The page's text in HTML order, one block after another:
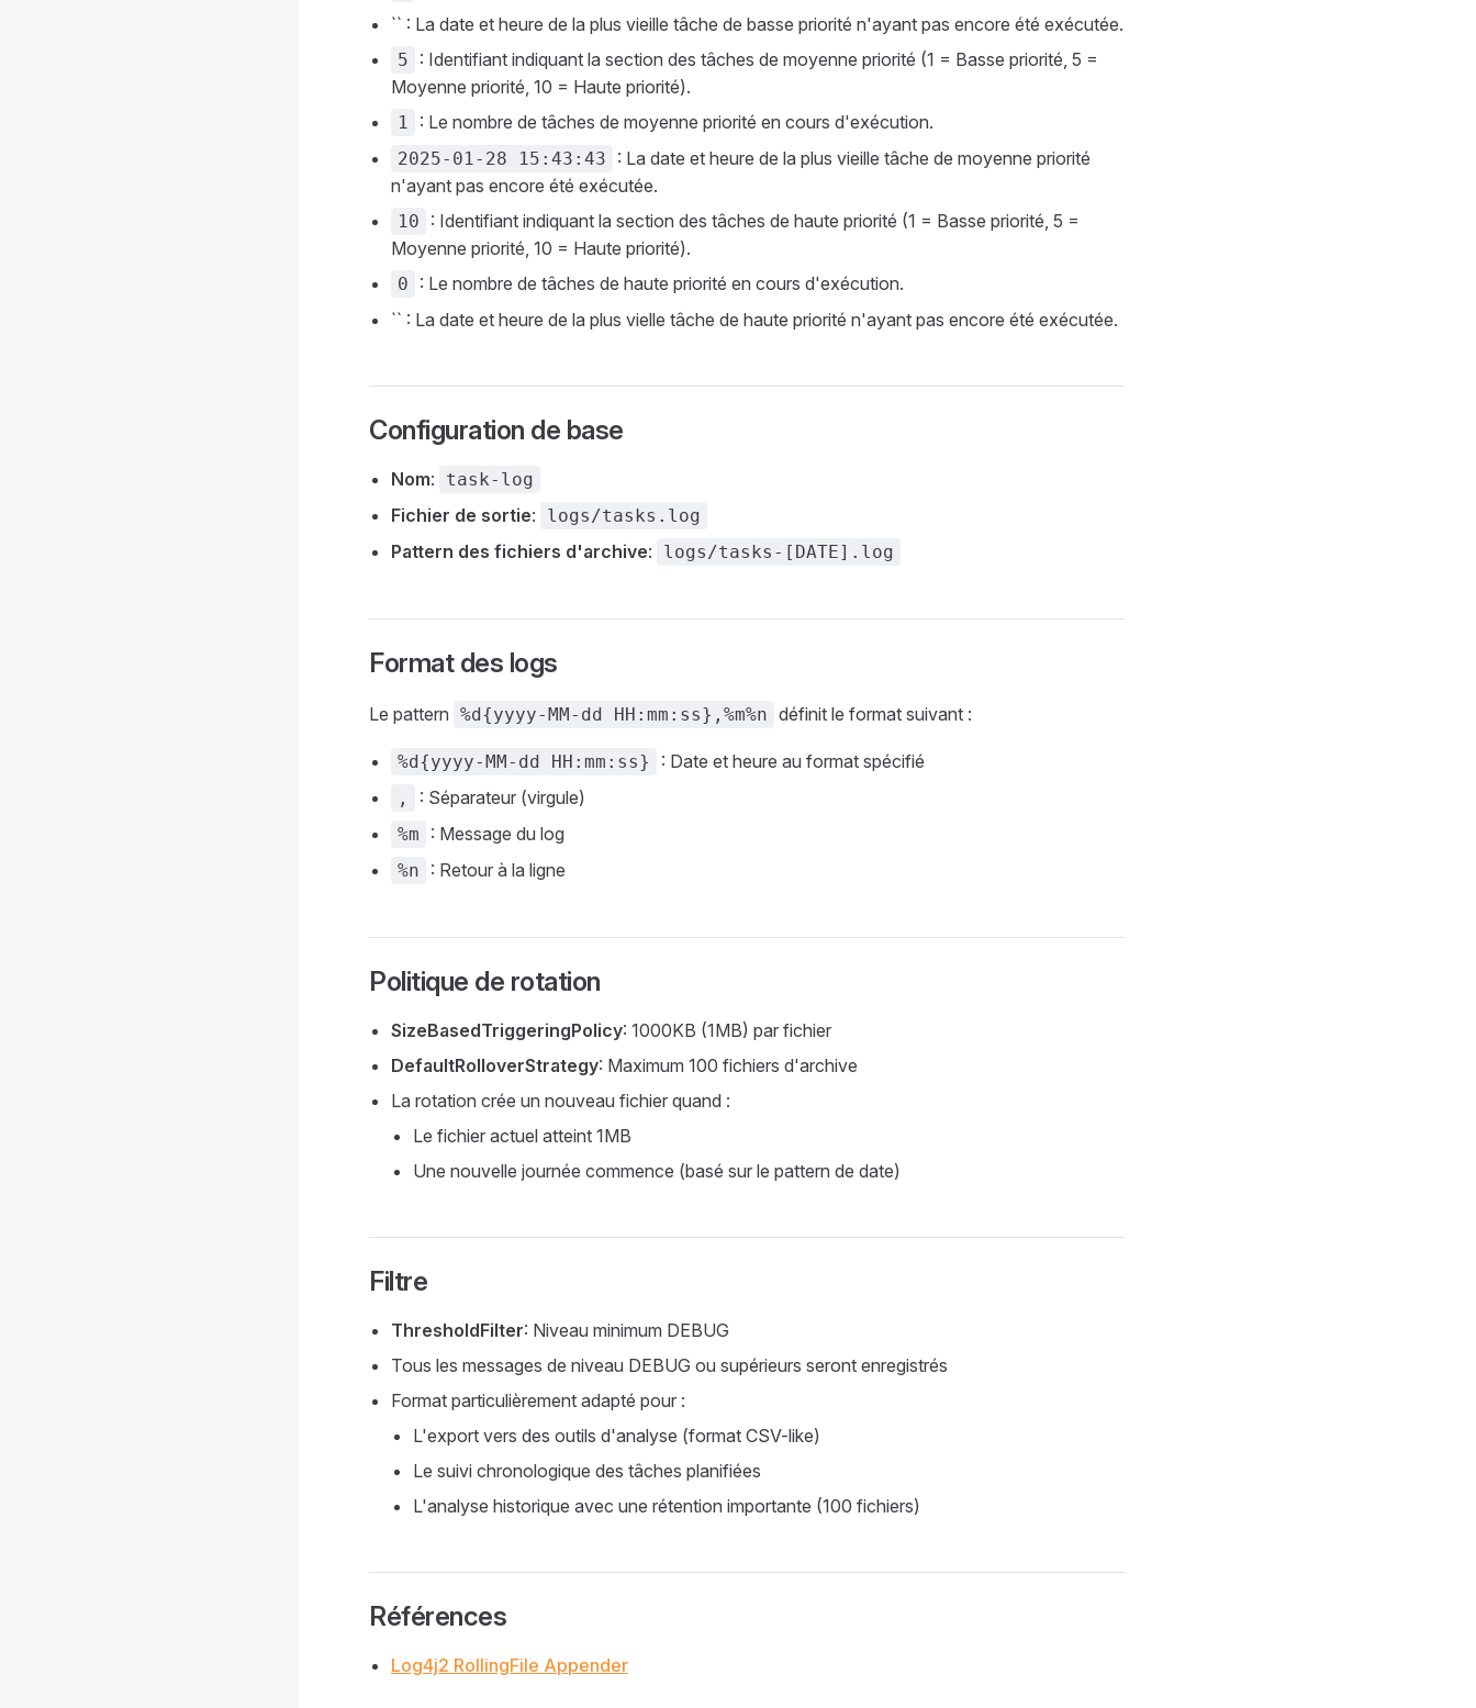
`` : La date et heure de la plus vieille tâche de basse priorité n'ayant pas encore été exécutée.
5
: Identifiant indiquant la section des tâches de moyenne priorité (1 = Basse priorité, 5 =
Moyenne priorité, 10 = Haute priorité).
1 : Le nombre de tâches de moyenne priorité en cours d'exécution.
2025-01-28 15:43:43
: La date et heure de la plus vieille tâche de moyenne priorité
n'ayant pas encore été exécutée.
10
: Identifiant indiquant la section des tâches de haute priorité (1 = Basse priorité, 5 =
Moyenne priorité, 10 = Haute priorité).
0
: Le nombre de tâches de haute priorité en cours d'exécution.
`` : La date et heure de la plus vielle tâche de haute priorité n'ayant pas encore été exécutée.
Configuration de base
Nom: task-log
Fichier de sortie: logs/tasks.log
Pattern des fichiers d'archive: logs/tasks-[DATE].log
Format des logs
Le pattern %d{yyyy-MM-dd HH:mm:ss},%m%n définit le format suivant :
%d{yyyy-MM-dd HH:mm:ss} : Date et heure au format spécifié
, : Séparateur (virgule)
%m : Message du log
%n : Retour à la ligne
Politique de rotation
SizeBasedTriggeringPolicy: 1000KB (1MB) par fichier
DefaultRolloverStrategy: Maximum 100 fichiers d'archive
La rotation crée un nouveau fichier quand :
Le fichier actuel atteint 1MB
Une nouvelle journée commence (basé sur le pattern de date)
Filtre
ThresholdFilter: Niveau minimum DEBUG
Tous les messages de niveau DEBUG ou supérieurs seront enregistrés
Format particulièrement adapté pour :
L'export vers des outils d'analyse (format CSV-like)
Le suivi chronologique des tâches planifiées
L'analyse historique avec une rétention importante (100 fichiers)
Références
Log4j2 RollingFile Appender